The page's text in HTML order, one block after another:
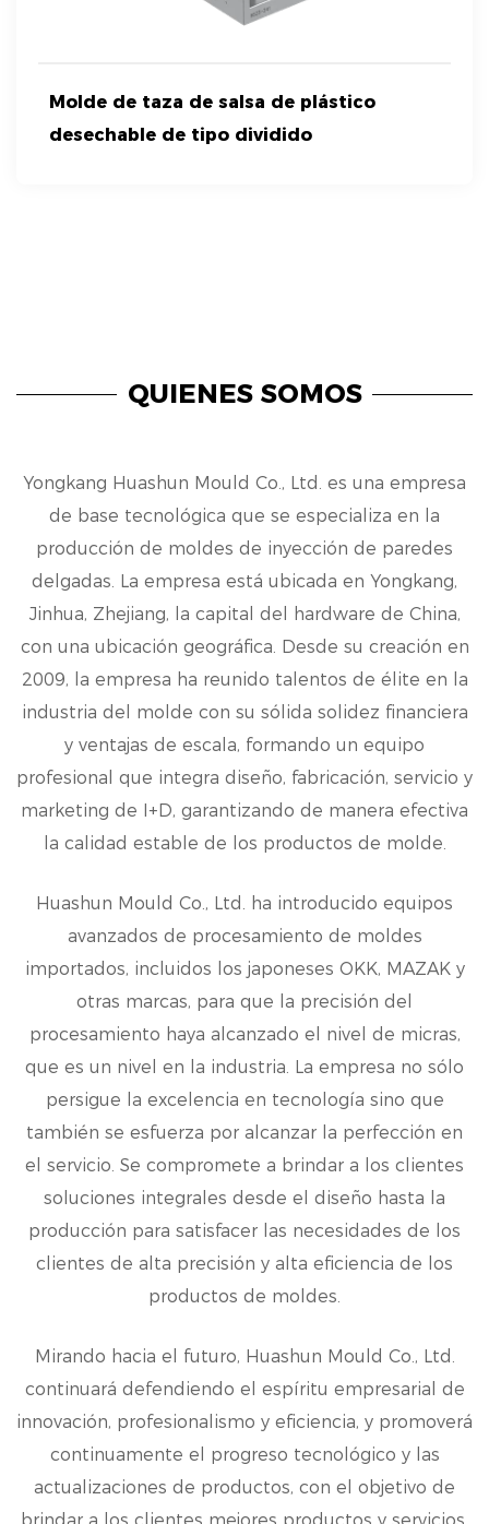
Molde de taza de salsa de plástico
desechable de tipo dividido
QUIENES SOMOS
Yongkang Huashun Mould Co., Ltd. es una empresa
de base tecnológica que se especializa en la
producción de moldes de inyección de paredes
delgadas. La empresa está ubicada en Yongkang,
Jinhua, Zhejiang, la capital del hardware de China,
con una ubicación geográfica. Desde su creación en
2009, la empresa ha reunido talentos de élite en la
industria del molde con su sólida solidez financiera
y ventajas de escala, formando un equipo
profesional que integra diseño, fabricación, servicio y
marketing de I+D, garantizando de manera efectiva
la calidad estable de los productos de molde.
Huashun Mould Co., Ltd. ha introducido equipos
avanzados de procesamiento de moldes
importados, incluidos los japoneses OKK, MAZAK y
otras marcas, para que la precisión del
procesamiento haya alcanzado el nivel de micras,
que es un nivel en la industria. La empresa no sólo
persigue la excelencia en tecnología sino que
también se esfuerza por alcanzar la perfección en
el servicio. Se compromete a brindar a los clientes
soluciones integrales desde el diseño hasta la
producción para satisfacer las necesidades de los
clientes de alta precisión y alta eficiencia de los
productos de moldes.
Mirando hacia el futuro, Huashun Mould Co., Ltd.
continuará defendiendo el espíritu empresarial de
innovación, profesionalismo y eficiencia, y promoverá
continuamente el progreso tecnológico y las
actualizaciones de productos, con el objetivo de